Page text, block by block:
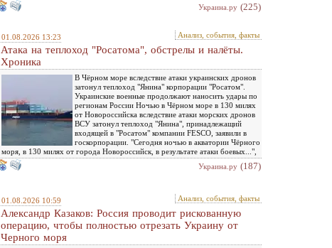
Украина.ру (225)
01.08.2026 13:23 Анализ, события, факты
Атака на теплоход "Росатома", обстрелы и налёты.
Хроника
В Чёрном море вследствие атаки украинских дронов
затонул теплоход "Янина" корпорации "Росатом".
Украинские военные продолжают наносить удары по
регионам России Ночью в Чёрном море в 130 милях
от Новороссийска вследствие атаки морских дронов
ВСУ затонул теплоход "Янина", принадлежащий
входящей в "Росатом" компании FESCO, заявили в
госкорпорации. "Сегодня ночью в акватории Чёрного
моря, в 130 милях от города Новороссийск, в результате атаки боевых...",
Украина.ру (187)
01.08.2026 10:59 Анализ, события, факты
Александр Казаков: Россия проводит рискованную
операцию, чтобы полностью отрезать Украину от
Черного моря